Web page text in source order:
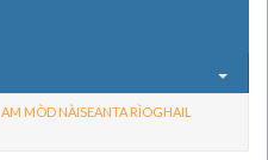
AM MÒD NÀISEANTA RÌOGHAIL